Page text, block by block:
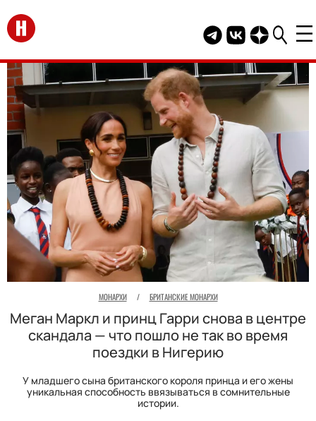
Перейти на главную
Telegram канал
Группа HELLO
Канал
МОНАРХИ / БРИТАНСКИЕ МОНАРХИ
Меган Маркл и принц Гарри снова в центре
скандала — что пошло не так во время
поездки в Нигерию
У младшего сына британского короля принца и его жены
уникальная способность ввязываться в сомнительные
истории.